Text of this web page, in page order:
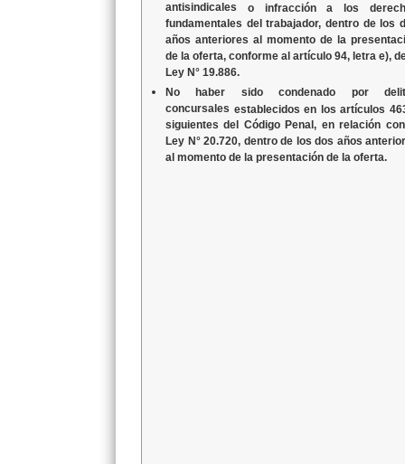
antisindicales o infracción a los
fundamentales del trabajador, dentro de los
años anteriores al momento de la
de la oferta, conforme al artículo 94, letra e),
Ley N° 19.886.
No haber sido condenado por
concursales establecidos en los artículos
siguientes del Código Penal, en relación
Ley N° 20.720, dentro de los dos años
al momento de la presentación de la oferta.